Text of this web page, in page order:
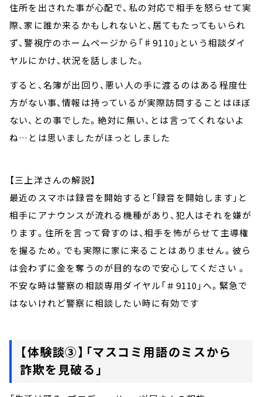
住所を出された事が心配で、私の対応で相手を怒らせて実
際、家に誰か来るかもしれないと、居てもたってもいられ
ず、警視庁のホームページから「♯9110」という相談ダイ
ヤルにかけ、状況を話しました。
すると、名簿が出回り、悪い人の手に渡るのはある程度仕
方がない事、情報は持っているが実際訪問することはほぼ
ない、との事でした。絶対に無い、とは言ってくれないよ
ね…とは思いましたがほっとしました
【三上洋さんの解説】
最近のスマホは録音を開始すると「録音を開始します」と
相手にアナウンスが流れる機種があり、犯人はそれを嫌が
ります。住所を言って脅すのは、相手を怖がらせて主導権
を握るため。でも実際に家に来ることはありません。彼ら
は会わずに金を奪うのが目的なので安心してください 。
不安な時は警察の相談専用ダイヤル「＃9110」へ。緊急で
はないけれど警察に相談したい時に有効です
【体験談③】「マスコミ用語のミスから
詐欺を見破る」